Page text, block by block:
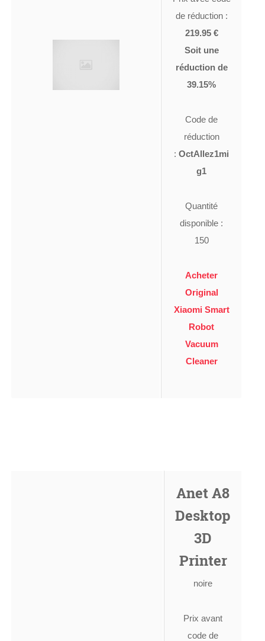
de réduction :
219.95 €
Soit une
réduction de
39.15%
Code de
réduction
: OctAllez1mi
g1
Quantité
disponible :
150
Acheter
Original
Xiaomi Smart
Robot
Vacuum
Cleaner
Anet A8
Desktop
3D
Printer
noire
Prix avant
code de